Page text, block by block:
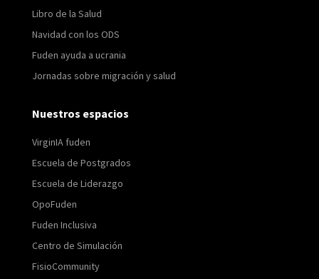
Libro de la Salud
Navidad con los ODS
Fuden ayuda a ucrania
Jornadas sobre migración y salud
Nuestros espacios
VirginIA fuden
Escuela de Postgrados
Escuela de Liderazgo
OpoFuden
Fuden Inclusiva
Centro de Simulación
FisioCommunity